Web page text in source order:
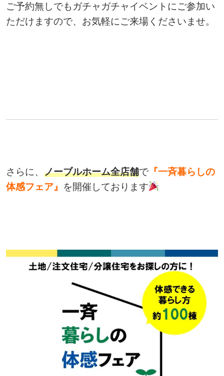
ご予約無しでもガチャガチャイベントにご参加い
ただけますので、お気軽にご来場くださいませ。
さらに、 ノーブルホーム全店舗で『一斉暮らしの
体感フェア』 を開催しております